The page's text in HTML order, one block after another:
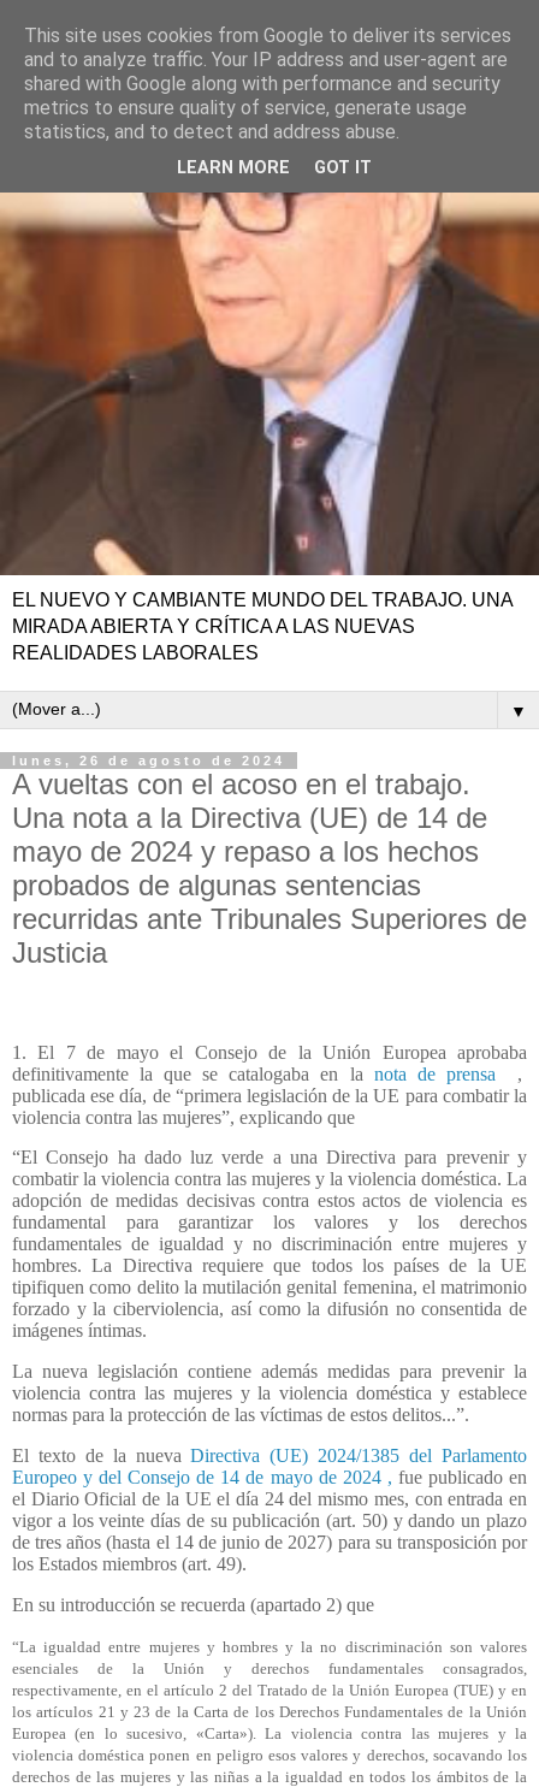
EL NUEVO Y CAMBIANTE MUNDO DEL TRABAJO. UNA
MIRADA ABIERTA Y CRÍTICA A LAS NUEVAS
REALIDADES LABORALES
▼
lunes, 26 de agosto de 2024
A vueltas con el acoso en el trabajo.
Una nota a la Directiva (UE) de 14 de
mayo de 2024 y repaso a los hechos
probados de algunas sentencias
recurridas ante Tribunales Superiores de
Justicia
1. El 7 de mayo el Consejo de la Unión Europea aprobaba
definitivamente la que se catalogaba en la nota de prensa
,
publicada ese día, de “primera legislación de la UE para combatir la
violencia contra las mujeres”, explicando que
“El Consejo ha dado luz verde a una Directiva para prevenir y
combatir la violencia contra las mujeres y la violencia doméstica. La
adopción de medidas decisivas contra estos actos de violencia es
fundamental para garantizar los valores y los derechos
fundamentales de igualdad y no discriminación entre mujeres y
hombres. La Directiva requiere que todos los países de la UE
tipifiquen como delito la mutilación genital femenina, el matrimonio
forzado y la ciberviolencia, así como la difusión no consentida de
imágenes íntimas.
La nueva legislación contiene además medidas para prevenir la
violencia contra las mujeres y la violencia doméstica y establece
normas para la protección de las víctimas de estos delitos...”.
El texto de la nuevaDirectiva (UE) 2024/1385 del Parlamento
Europeo y del Consejo de 14 de mayo de 2024 , fue publicado en
el Diario Oficial de la UE el día 24 del mismo mes, con entrada en
vigor a los veinte días de su publicación (art. 50) y dando un plazo
de tres años (hasta el 14 de junio de 2027) para su transposición por
los Estados miembros (art. 49).
En su introducción se recuerda (apartado 2) que
“La igualdad entre mujeres y hombres y la no discriminación son valores
esenciales de la Unión y derechos fundamentales consagrados,
respectivamente, en el artículo 2 del Tratado de la Unión Europea (TUE) y en
los artículos 21 y 23 de la Carta de los Derechos Fundamentales de la Unión
Europea (en lo sucesivo, «Carta»). La violencia contra las mujeres y la
violencia doméstica ponen en peligro esos valores y derechos, socavando los
derechos de las mujeres y las niñas a la igualdad en todos los ámbitos de la
This site uses cookies from Google to deliver its services
and to analyze traffic. Your IP address and user-agent are
shared with Google along with performance and security
metrics to ensure quality of service, generate usage
statistics, and to detect and address abuse.
LEARN MORE GOT IT